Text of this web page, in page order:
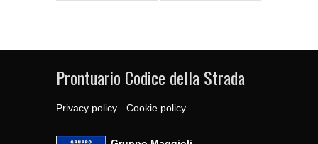
Prontuario Codice della Strada
Privacy policy - Cookie policy